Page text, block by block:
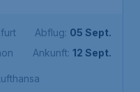
Abflug: 05 Sept.
Ankunft: 12 Sept.